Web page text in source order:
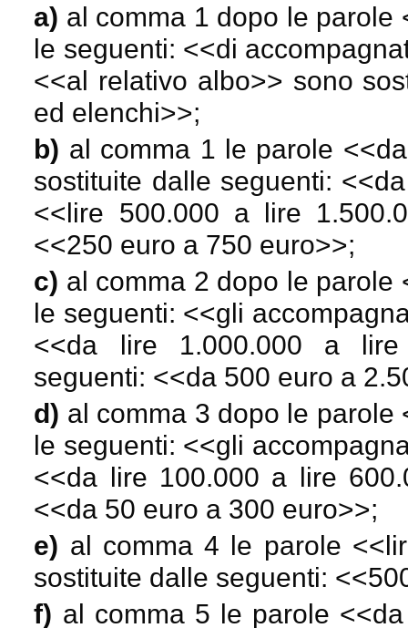
a) al comma 1 dopo le parole
le seguenti: <<di
<<al relativo albo>> sono
ed elenchi>>;
b) al comma 1 le parole <<
sostituite dalle seguenti: <<
<<lire 500.000 a lire
<<250 euro a 750 euro>>;
c) al comma 2 dopo le parole
le seguenti: <<gli
<<da lire 1.000.000 a lire
seguenti: <<da 500 euro a
d) al comma 3 dopo le parole
le seguenti: <<gli
<<da lire 100.000 a lire
<<da 50 euro a 300 euro>>;
e) al comma 4 le parole <<
sostituite dalle seguenti: <<
f) al comma 5 le parole <<